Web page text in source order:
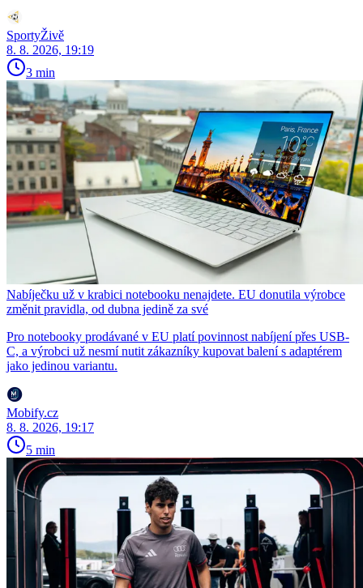
SportyŽivě
8. 8. 2026, 19:19
3 min
Nabíječku už v krabici notebooku nenajdete. EU donutila výrobce
změnit pravidla, od dubna jedině za své
Pro notebooky prodávané v EU platí povinnost nabíjení přes USB-
C, a výrobci už nesmí nutit zákazníky kupovat balení s adaptérem
jako jedinou variantu.
Mobify.cz
8. 8. 2026, 19:17
5 min